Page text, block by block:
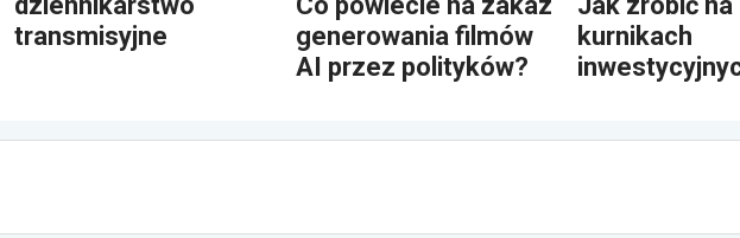
transmisyjne
generowania filmów
AI przez polityków?
kurnikach